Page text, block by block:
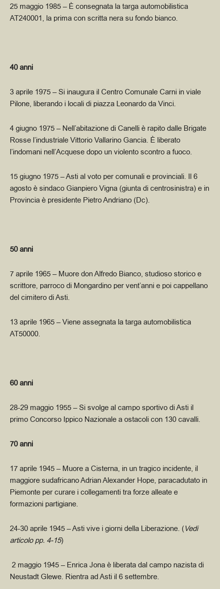
25 maggio 1985 – È consegnata la targa automobilistica
AT240001, la prima con scritta nera su fondo bianco.
40 anni
3 aprile 1975 – Si inaugura il Centro Comunale Carni in viale
Pilone, liberando i locali di piazza Leonardo da Vinci.
4 giugno 1975 – Nell’abitazione di Canelli è rapito dalle Brigate
Rosse l’industriale Vittorio Vallarino Gancia. È liberato
l’indomani nell’Acquese dopo un violento scontro a fuoco.
15 giugno 1975 – Asti al voto per comunali e provinciali. Il 6
agosto è sindaco Gianpiero Vigna (giunta di centrosinistra) e in
Provincia è presidente Pietro Andriano (Dc).
50 anni
7 aprile 1965 – Muore don Alfredo Bianco, studioso storico e
scrittore, parroco di Mongardino per vent’anni e poi cappellano
del cimitero di Asti.
13 aprile 1965 – Viene assegnata la targa automobilistica
AT50000.
60 anni
28-29 maggio 1955 – Si svolge al campo sportivo di Asti il
primo Concorso Ippico Nazionale a ostacoli con 130 cavalli.
70 anni
17 aprile 1945 – Muore a Cisterna, in un tragico incidente, il
maggiore sudafricano Adrian Alexander Hope, paracadutato in
Piemonte per curare i collegamenti tra forze alleate e
formazioni partigiane.
24-30 aprile 1945 – Asti vive i giorni della Liberazione. (Vedi
articolo pp. 4-15)
2 maggio 1945 – Enrica Jona è liberata dal campo nazista di
Neustadt Glewe. Rientra ad Asti il 6 settembre.